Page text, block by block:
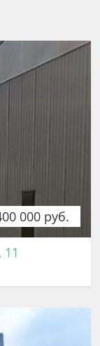
000 руб.